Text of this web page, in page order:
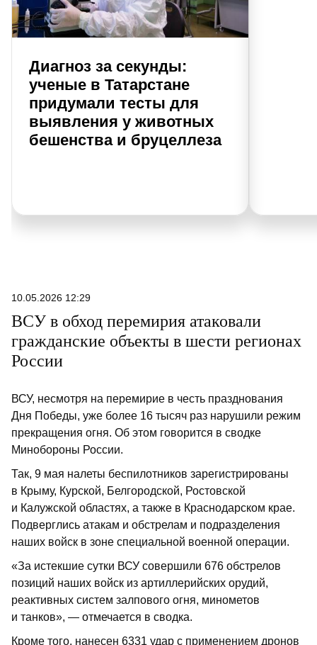
Диагноз за секунды:
ученые в Татарстане
придумали тесты для
выявления у животных
бешенства и бруцеллеза
10.05.2026 12:29
ВСУ в обход перемирия атаковали
гражданские объекты в шести регионах
России
ВСУ, несмотря на перемирие в честь празднования
Дня Победы, уже более 16 тысяч раз нарушили режим
прекращения огня. Об этом говорится в сводке
Минобороны России.
Так, 9 мая налеты беспилотников зарегистрированы
в Крыму, Курской, Белгородской, Ростовской
и Калужской областях, а также в Краснодарском крае.
Подверглись атакам и обстрелам и подразделения
наших войск в зоне специальной военной операции.
«За истекшие сутки ВСУ совершили 676 обстрелов
позиций наших войск из артиллерийских орудий,
реактивных систем залпового огня, минометов
и танков», — отмечается в сводка.
Кроме того, нанесен 6331 удар с применением дронов